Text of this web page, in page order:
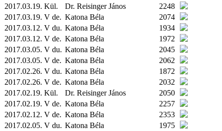
2017.03.19. Kül. Dr. Reisinger János
2248
2017.03.19. V de. Katona Béla
2074
2017.03.12. V du. Katona Béla
1934
2017.03.12. V de. Katona Béla
1972
2017.03.05. V du. Katona Béla
2045
2017.03.05. V de. Katona Béla
2062
2017.02.26. V du. Katona Béla
1872
2017.02.26. V de. Katona Béla
2032
2017.02.19. Kül. Dr. Reisinger János
2050
2017.02.19. V de. Katona Béla
2257
2017.02.12. V de. Katona Béla
2353
2017.02.05. V du. Katona Béla
1975